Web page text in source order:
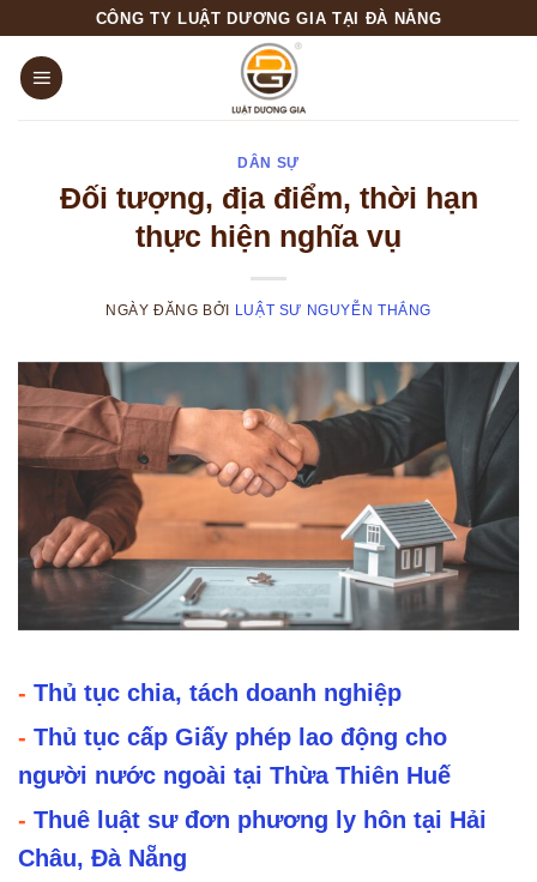
content
CÔNG TY LUẬT DƯƠNG GIA TẠI ĐÀ NẴNG
DÂN SỰ
Đối tượng, địa điểm, thời hạn
thực hiện nghĩa vụ
NGÀY ĐĂNG BỞI LUẬT SƯ NGUYỄN THẮNG
- Thủ tục chia, tách doanh nghiệp
- Thủ tục cấp Giấy phép lao động cho
người nước ngoài tại Thừa Thiên Huế
- Thuê luật sư đơn phương ly hôn tại Hải
Châu, Đà Nẵng